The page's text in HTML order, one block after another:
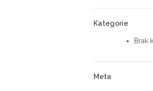
Kategorie
Brak
Meta